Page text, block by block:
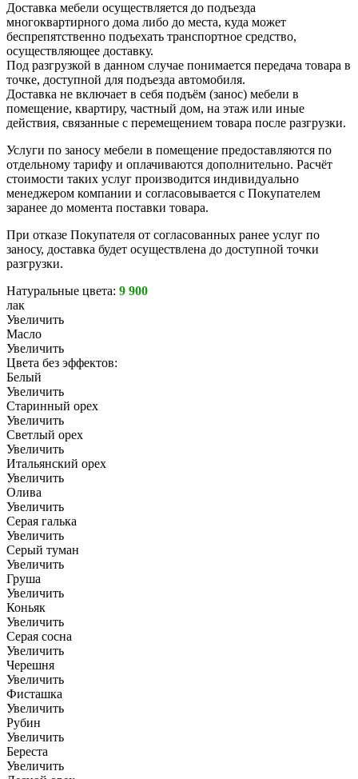
Доставка мебели осуществляется до подъезда
многоквартирного дома либо до места, куда может
беспрепятственно подъехать транспортное средство,
осуществляющее доставку.
Под разгрузкой в данном случае понимается передача товара в
точке, доступной для подъезда автомобиля.
Доставка не включает в себя подъём (занос) мебели в
помещение, квартиру, частный дом, на этаж или иные
действия, связанные с перемещением товара после разгрузки.
Услуги по заносу мебели в помещение предоставляются по
отдельному тарифу и оплачиваются дополнительно. Расчёт
стоимости таких услуг производится индивидуально
менеджером компании и согласовывается с Покупателем
заранее до момента поставки товара.
При отказе Покупателя от согласованных ранее услуг по
заносу, доставка будет осуществлена до доступной точки
разгрузки.
Натуральные цвета: 9 900
лак
Увеличить
Масло
Увеличить
Цвета без эффектов:
Белый
Увеличить
Старинный орех
Увеличить
Светлый орех
Увеличить
Итальянский орех
Увеличить
Олива
Увеличить
Серая галька
Увеличить
Серый туман
Увеличить
Груша
Увеличить
Коньяк
Увеличить
Серая сосна
Увеличить
Черешня
Увеличить
Фисташка
Увеличить
Рубин
Увеличить
Береста
Увеличить